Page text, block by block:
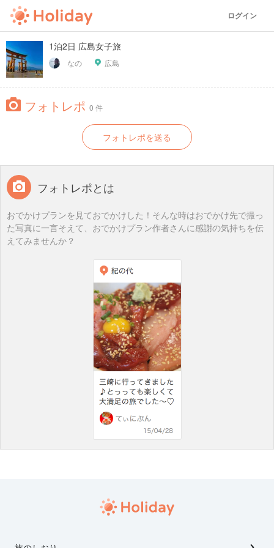
ログイン
1泊2日 広島女子旅
なの 広島
フォトレポ 0 件
フォトレポを送る
フォトレポとは
おでかけプランを見ておでかけした！そんな時はおでかけ先で撮っ
た写真に一言そえて、おでかけプラン作者さんに感謝の気持ちを伝
えてみませんか？